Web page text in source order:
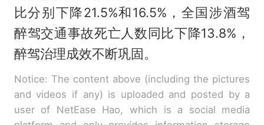
比分别下降21.5%和16.5%，全国涉酒驾
醉驾交通事故死亡人数同比下降13.8%，
醉驾治理成效不断巩固。
Notice: The content above (including the pictures
and videos if any) is uploaded and posted by a
user of NetEase Hao, which is a social media